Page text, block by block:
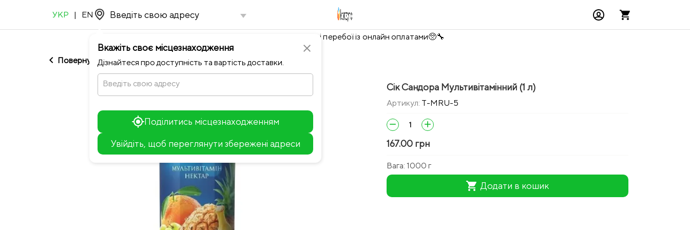
УКР | EN
close
Вкажіть своє місцезнаходження
Дізнайтеся про доступність та вартість доставки.
Введіть свою адресу
Поділитись місцезнаходженням
Увійдіть, щоб переглянути збережені адреси
Тимчасово можливі перебої із онлайн оплатами🥺🔧
chevron_left Повернутися до Мʼясоруб
Сік Сандора Мультивітамінний (1 л)
Артикул: T-MRU-5
remove add
167.00 грн
Вага: 1000 г
shopping_cart Додати в кошик